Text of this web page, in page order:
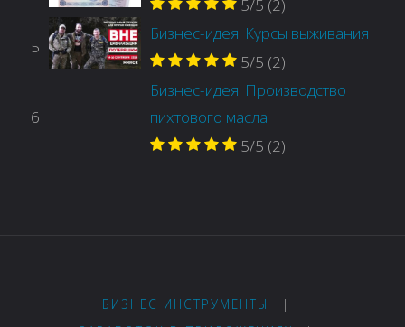
5/5 (2)
5
Бизнес-идея: Курсы выживания
5/5 (2)
6
Бизнес-идея: Производство
пихтового масла
5/5 (2)
БИЗНЕС ИНСТРУМЕНТЫ
|